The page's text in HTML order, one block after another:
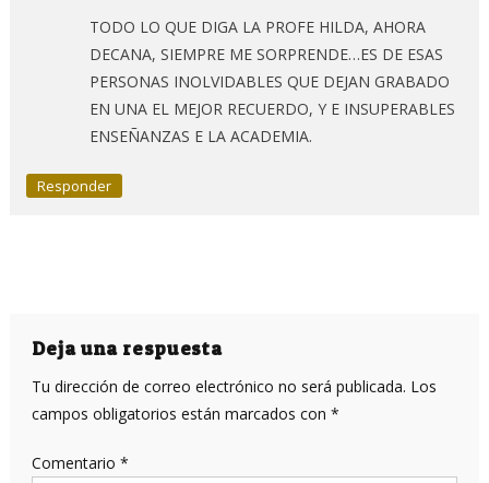
TODO LO QUE DIGA LA PROFE HILDA, AHORA
DECANA, SIEMPRE ME SORPRENDE…ES DE ESAS
PERSONAS INOLVIDABLES QUE DEJAN GRABADO
EN UNA EL MEJOR RECUERDO, Y E INSUPERABLES
ENSEÑANZAS E LA ACADEMIA.
Responder
Deja una respuesta
Tu dirección de correo electrónico no será publicada. Los
campos obligatorios están marcados con *
Comentario *